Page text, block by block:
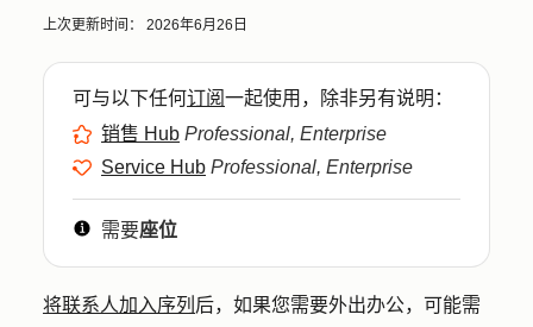
上次更新时间： 2026年6月26日
可与以下任何订阅一起使用，除非另有说明：
销售 Hub Professional, Enterprise
Service Hub Professional, Enterprise
需要座位
将联系人加入序列 后，如果您需要外出办公，可能需